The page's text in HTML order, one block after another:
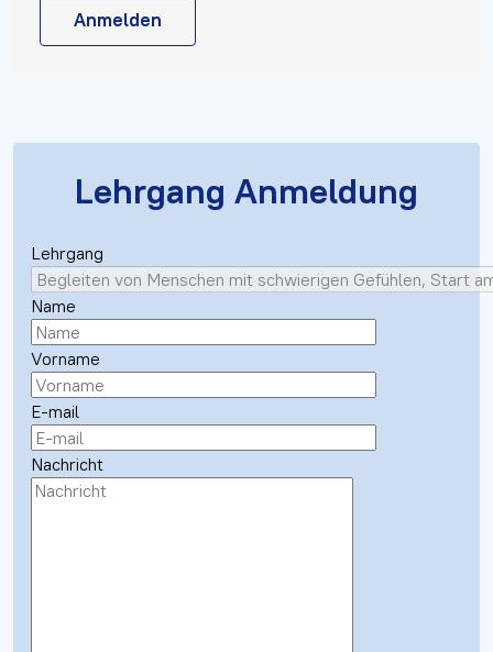
Anmelden
Lehrgang Anmeldung
Lehrgang
Name
Vorname
E-mail
Nachricht